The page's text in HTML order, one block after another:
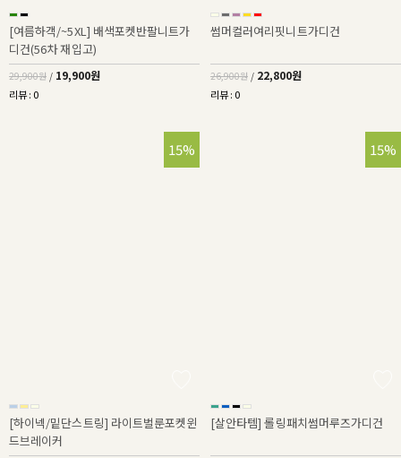
[여름하객/~5XL] 배색포켓반팔니트가
디건(56차 재입고)
29,900원 / 19,900원
리뷰 : 0
썸머컬러여리핏니트가디건
26,900원 / 22,800원
리뷰 : 0
15%
[하이넥/밑단스트링] 라이트벌룬포켓윈
드브레이커
15%
[살안타템] 롤링패치썸머루즈가디건